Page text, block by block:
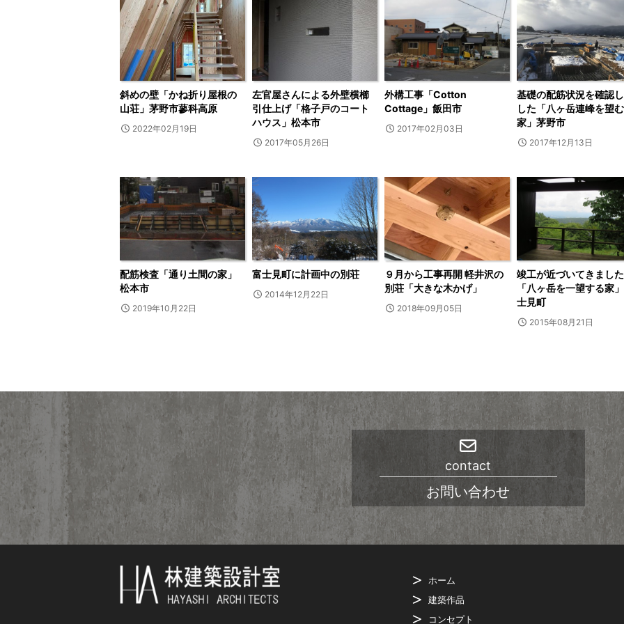
斜めの壁「かね折り屋根の
山荘」茅野市蓼科高原
2022年02月19日
左官屋さんによる外壁横櫛
引仕上げ「格子戸のコート
ハウス」松本市
2017年05月26日
外構工事「Cotton
Cottage」飯田市
2017年02月03日
基礎の配筋状況を確認
した「八ヶ岳連峰を望む
家」茅野市
2017年12月13日
配筋検査「通り土間の家」
松本市
2019年10月22日
富士見町に計画中の別荘
2014年12月22日
９月から工事再開 軽井沢の
別荘「大きな木かげ」
2018年09月05日
竣工が近づいてきました
「八ヶ岳を一望する家
士見町
2015年08月21日
contact
お問い合わせ
ホーム
建築作品
コンセプト